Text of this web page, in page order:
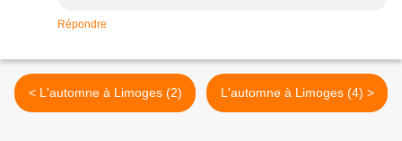
Répondre
< L'automne à Limoges (2) L'automne à Limoges (4) >